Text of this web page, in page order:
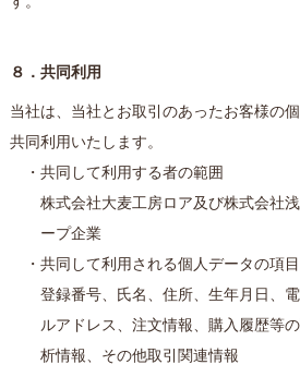
８．共同利用
当社は、当社とお取引のあったお客様の
共同利用いたします。
・共同して利用する者の範囲
株式会社大麦工房ロア及び株式会社
ープ企業
・共同して利用される個人データの項目
登録番号、氏名、住所、生年月日、
ルアドレス、注文情報、購入履歴等
析情報、その他取引関連情報